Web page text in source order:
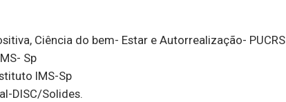
Ciência do bem- Estar e Autorrealização- PUCRS
Sp
IMS-Sp
DISC/Solides.